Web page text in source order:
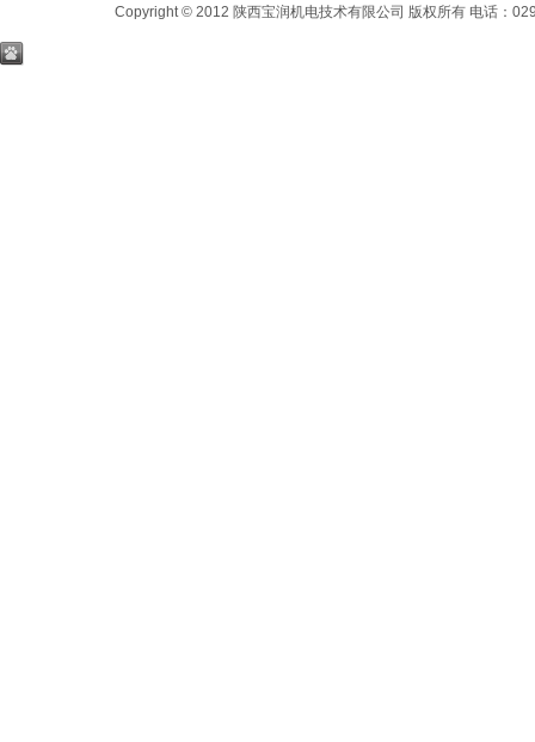
Copyright © 2012 陕西宝润机电技术有限公司 版权所有 电话：